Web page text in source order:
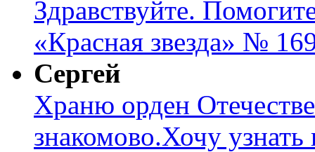
Здравствуйте.
«Красная звезда» №
Сергей
Храню орден
знакомово.Хочу узнать